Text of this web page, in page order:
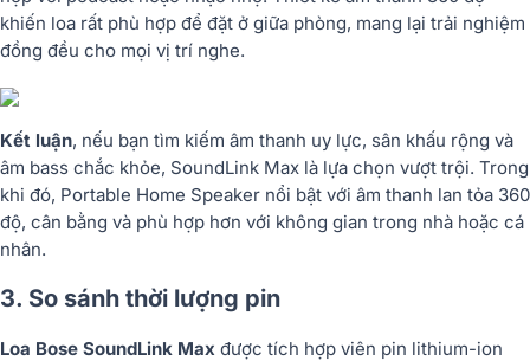
khiến loa rất phù hợp để đặt ở giữa phòng, mang lại trải nghiệm
đồng đều cho mọi vị trí nghe.
Kết luận, nếu bạn tìm kiếm âm thanh uy lực, sân khấu rộng và
âm bass chắc khỏe, SoundLink Max là lựa chọn vượt trội. Trong
khi đó, Portable Home Speaker nổi bật với âm thanh lan tỏa 360
độ, cân bằng và phù hợp hơn với không gian trong nhà hoặc cá
nhân.
3. So sánh thời lượng pin
Loa Bose SoundLink Max được tích hợp viên pin lithium-ion